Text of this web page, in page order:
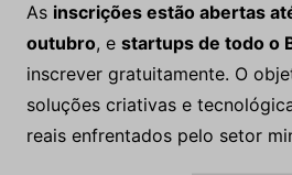
As inscrições estão abertas
outubro, e startups de todo o
inscrever gratuitamente. O
soluções criativas e
reais enfrentados pelo setor